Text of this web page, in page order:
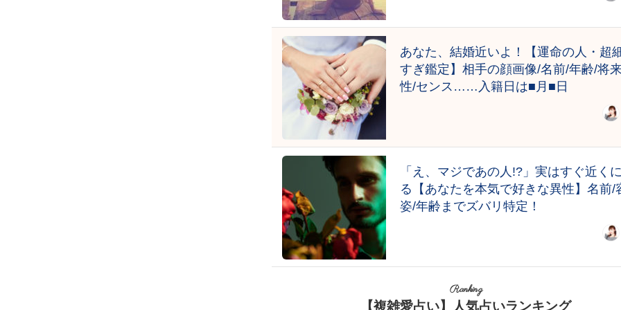
あなた、結婚近いよ！【運命の人・超
すぎ鑑定】相手の顔画像/名前/年齢/将
性/センス……入籍日は■月■日
「え、マジであの人!?」実はすぐ近く
る【あなたを本気で好きな異性】名前/
姿/年齢までズバリ特定！
Ranking
【複雑愛占い】人気占いランキング